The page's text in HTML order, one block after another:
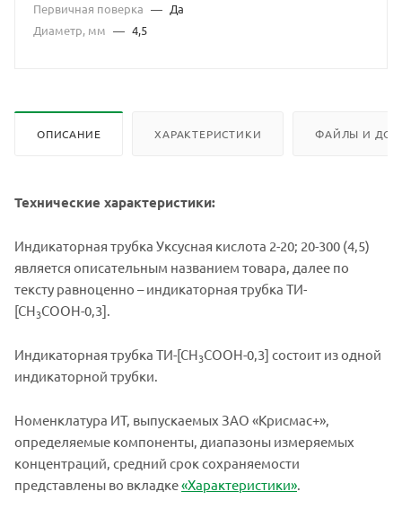
Первичная поверка — Да
Диаметр, мм — 4,5
ОПИСАНИЕ ХАРАКТЕРИСТИКИ ФАЙЛЫ И
Технические характеристики:
Индикаторная трубка Уксусная кислота 2-20; 20-300 (4,5)
является описательным названием товара, далее по
тексту равноценно – индикаторная трубка ТИ-
[СН3СООН-0,3].
Индикаторная трубка ТИ-[СН3СООН-0,3] состоит из одной
индикаторной трубки.
Номенклатура ИТ, выпускаемых ЗАО «Крисмас+»,
определяемые компоненты, диапазоны измеряемых
концентраций, средний срок сохраняемости
представлены во вкладке«Характеристики».